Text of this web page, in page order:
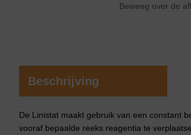
Beweeg over de
Beschrijving
De Linistat maakt gebruik van een constant
vooraf bepaalde reeks reagentia te